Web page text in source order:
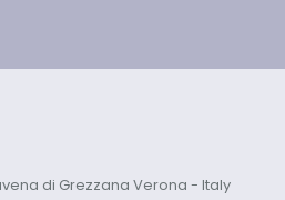
di Grezzana Verona - Italy